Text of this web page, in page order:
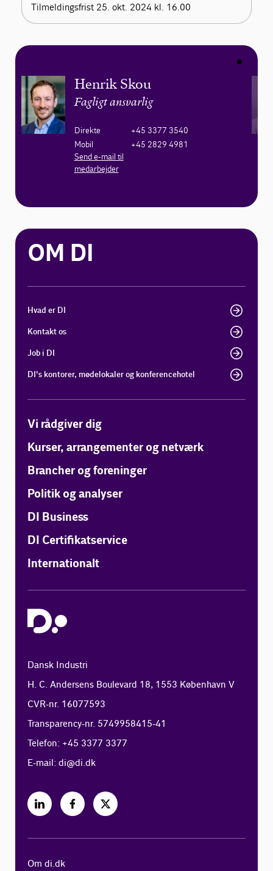
Tilmeldingsfrist 25. okt. 2024 kl. 16.00
Henrik Skou
Fagligt ansvarlig
Direkte
+45 3377 3540
Mobil
+45 2829 4981
Send e-mail til
medarbejder
OM DI
Hvad er DI
Kontakt os
Job i DI
DI's kontorer, mødelokaler og konferencehotel
Vi rådgiver dig
Kurser, arrangementer og netværk
Brancher og foreninger
Politik og analyser
DI Business
DI Certifikatservice
Internationalt
Dansk Industri
H. C. Andersens Boulevard 18, 1553 København V
CVR-nr. 16077593
Transparency-nr. 5749958415-41
Telefon: +45 3377 3377
E-mail:di@di.dk
Om di.dk